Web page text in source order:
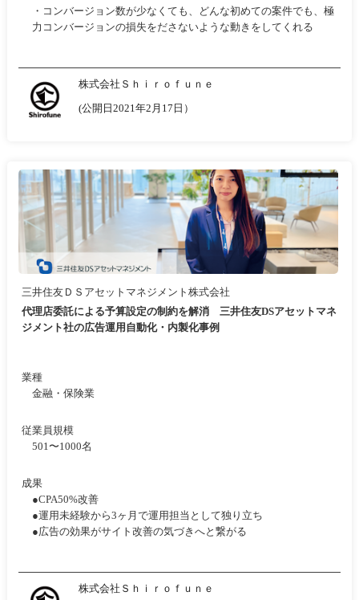
・コンバージョン数が少なくても、どんな初めての案件でも、極
力コンバージョンの損失をださないような動きをしてくれる
株式会社Ｓｈｉｒｏｆｕｎｅ
(公開日2021年2月17日）
三井住友ＤＳアセットマネジメント株式会社
代理店委託による予算設定の制約を解消 三井住友DSアセットマネ
ジメント社の広告運用自動化・内製化事例
業種
金融・保険業
従業員規模
501〜1000名
成果
●CPA50%改善
●運用未経験から3ヶ月で運用担当として独り立ち
●広告の効果がサイト改善の気づきへと繋がる
株式会社Ｓｈｉｒｏｆｕｎｅ